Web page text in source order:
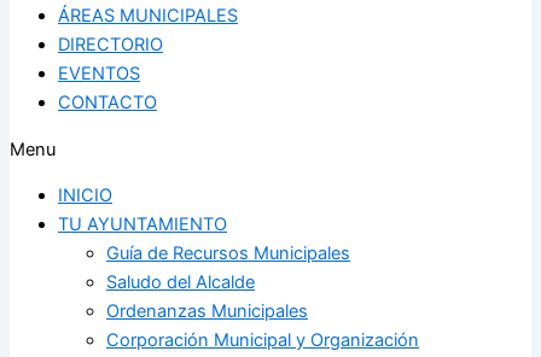
ÁREAS MUNICIPALES
DIRECTORIO
EVENTOS
CONTACTO
Menu
INICIO
TU AYUNTAMIENTO
Guía de Recursos Municipales
Saludo del Alcalde
Ordenanzas Municipales
Corporación Municipal y Organización